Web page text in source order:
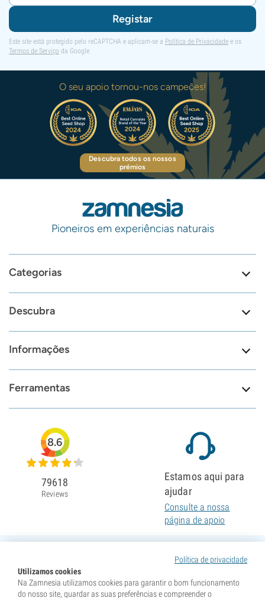
Registar
Este site está protegido pelo reCAPTCHA e aplicam-se a Política de Privacidade e os
Termos de Serviço da Google.
O seu apoio tornou-nos campeões!
Descubra todos os nossos
prémios
Pioneiros em experiências naturais
Categorias
Descubra
Informações
Ferramentas
Política de privacidade
Utilizamos cookies
Na Zamnesia utilizamos cookies para garantir o bom funcionamento
do nosso site, guardar as suas preferências e compreender o
8.6
79618
Reviews
Estamos aqui para
ajudar
Consulte a nossa
página de apoio